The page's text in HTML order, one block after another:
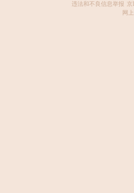
违法和不良信息举报 京
网